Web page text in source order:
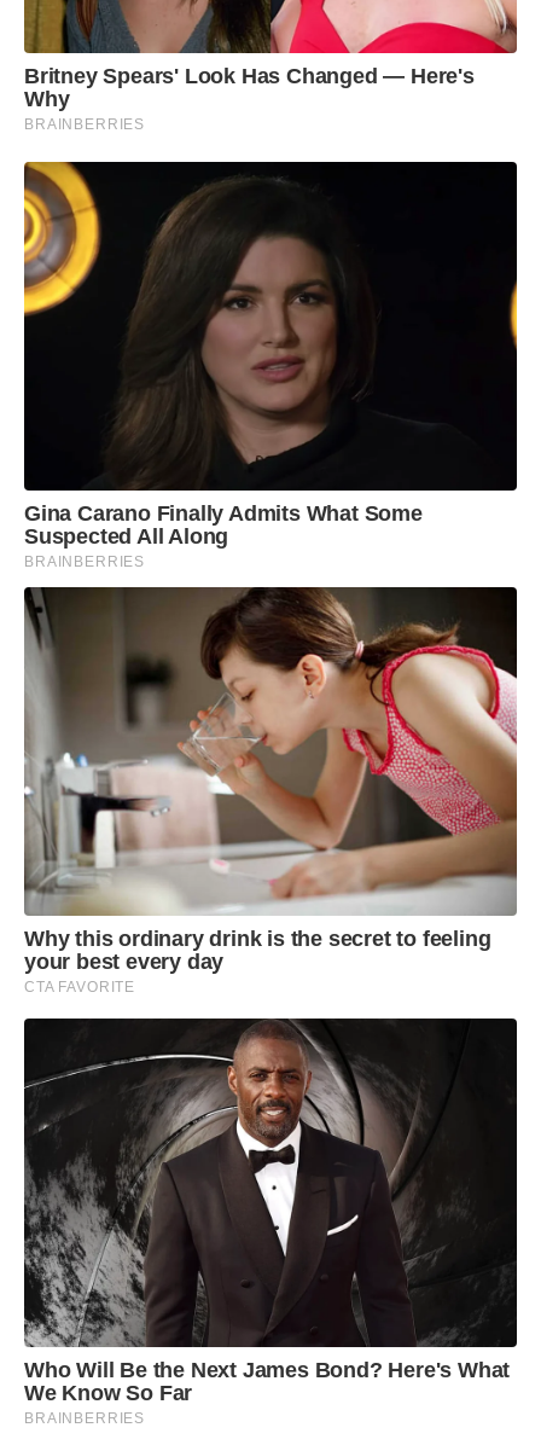
Britney Spears' Look Has Changed — Here's
Why
BRAINBERRIES
Gina Carano Finally Admits What Some
Suspected All Along
BRAINBERRIES
Why this ordinary drink is the secret to feeling
your best every day
CTA FAVORITE
Who Will Be the Next James Bond? Here's What
We Know So Far
BRAINBERRIES